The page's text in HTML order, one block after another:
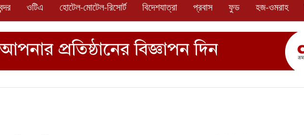
ওটিএ হোটেল-মোটেল-রিসোর্ট বিদেশযাত্রা প্রবাস ফুড হজ-ওমরাহ